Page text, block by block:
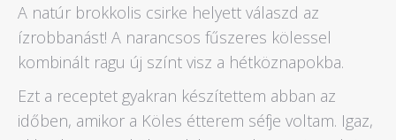
A natúr brokkolis csirke helyett válaszd az
ízrobbanást! A narancsos fűszeres kölessel
kombinált ragu új színt visz a hétköznapokba.
Ezt a receptet gyakran készítettem abban az
időben, amikor a Köles étterem séfje voltam. Igaz,